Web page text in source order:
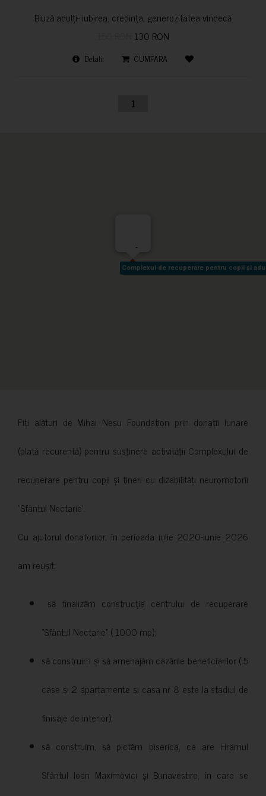
Bluză adulți- iubirea, credința, generozitatea vindecă
130 RON
Detalii CUMPARA
1
Complexul de recuperare pentru copii și
Complexul de recuperare pentru copii și
-
Fiți alături de Mihai Neșu Foundation prin donații lunare
(plată recurentă) pentru susținere activității Complexului de
recuperare pentru copii și tineri cu dizabilități neuromotorii
”Sfântul Nectarie”.
Cu ajutorul donatorilor, în perioada iulie 2020-iunie 2026
am reușit:
să finalizăm construcția centrului de recuperare
”Sfântul Nectarie” ( 1000 mp);
să construim și să amenajăm cazările beneficiarilor ( 5
case și 2 apartamente și casa nr 8 este la stadiul de
finisaje de interior);
să construim, să pictăm biserica, ce are Hramul
Sfântul Ioan Maximovici și Bunavestire, în care se